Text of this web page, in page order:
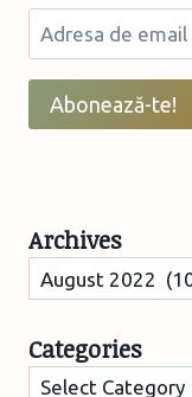
Hoghilag
Adresa
de
email
Abonează-te!
Archives
Archives
Categories
Categories